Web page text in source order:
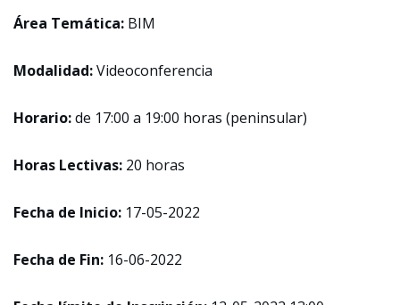
Área Temática: BIM
Modalidad:Videoconferencia
Horario:de 17:00 a 19:00 horas (peninsular)
Horas Lectivas: 20 horas
Fecha de Inicio: 17-05-2022
Fecha de Fin: 16-06-2022